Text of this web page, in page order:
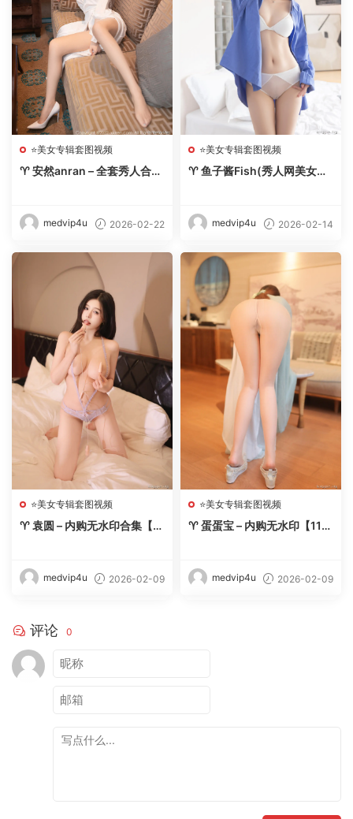
⭐美女专辑套图视频
♈ 安然anran – 全套秀人合集
medvip4u 2026-02-22
⭐美女专辑套图视频
♈ 鱼子酱Fish(秀人网美女写
medvip4u 2026-02-14
⭐美女专辑套图视频
♈ 袁圆 – 内购无水印合集【11
medvip4u 2026-02-09
⭐美女专辑套图视频
♈ 蛋蛋宝 – 内购无水印【11
medvip4u 2026-02-09
评论 0